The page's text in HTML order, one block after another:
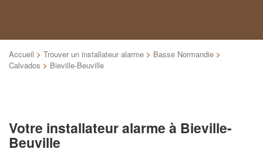
Accueil > Trouver un installateur alarme > Basse Normandie >
Calvados > Bieville-Beuville
Votre installateur alarme à Bieville-
Beuville